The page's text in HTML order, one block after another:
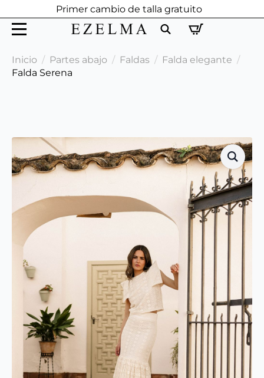
Primer cambio de talla gratuito
for:
Inicio Partes abajo Faldas
Falda elegante
Falda Serena